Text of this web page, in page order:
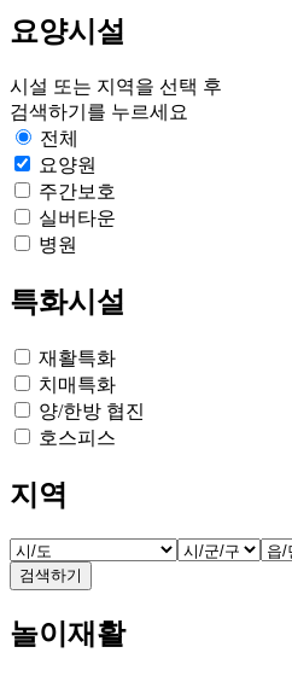
요양시설
시설 또는 지역을 선택 후
검색하기 를 누르세요
전체
요양원
주간보호
실버타운
병원
특화시설
재활특화
치매특화
양/한방 협진
호스피스
지역
검색하기
놀이재활